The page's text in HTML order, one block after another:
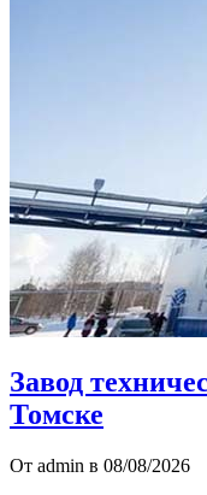
Завод
Томске
От admin в 08/08/2026